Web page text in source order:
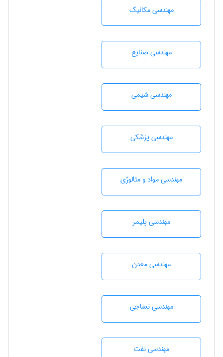
مهندسی مکانیک
مهندسی صنايع
مهندسي شيمی
مهندسی پزشکی
مهندسی مواد و متالوژی
مهندسی پليمر
مهندسی معدن
مهندسي نساجی
مهندسی نفت